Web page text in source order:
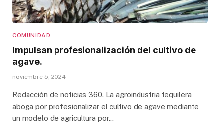
COMUNIDAD
Impulsan profesionalización del cultivo de
agave.
noviembre 5, 2024
Redacción de noticias 360. La agroindustria tequilera
aboga por profesionalizar el cultivo de agave mediante
un modelo de agricultura por…